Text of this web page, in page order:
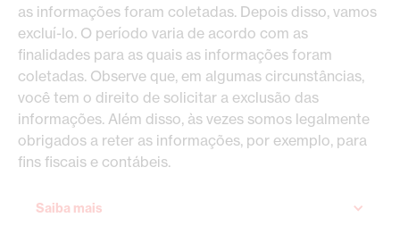
as informações foram coletadas. Depois disso, vamos
excluí-lo. O período varia de acordo com as
finalidades para as quais as informações foram
coletadas. Observe que, em algumas circunstâncias,
você tem o direito de solicitar a exclusão das
informações. Além disso, às vezes somos legalmente
obrigados a reter as informações, por exemplo, para
fins fiscais e contábeis.
Saiba mais